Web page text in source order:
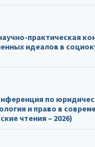
практическая
идеалов в
по
и право в
чтения – 2026)